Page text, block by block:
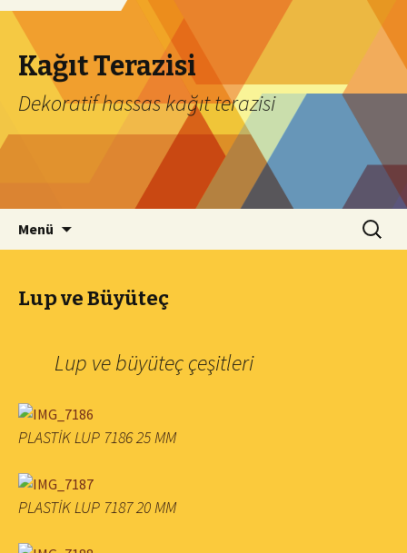
Kağıt Terazisi
Dekoratif hassas kağıt terazisi
Menü Arama:
Lup ve Büyüteç
Lup ve büyüteç çeşitleri
PLASTİK LUP 7186 25 MM
PLASTİK LUP 7187 20 MM